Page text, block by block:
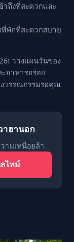
าถึงที่สะดวกและ
พักที่สะดวกสบาย
วางแผนวันของ
อาหารอร่อย
วรรณกรรมรอคุณ
าฮานอก
ามเหนื่อยล้า
ไทม์